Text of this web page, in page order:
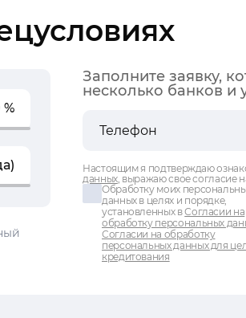
%
Заполните заявку,
несколько банков и
Настоящим я подтверждаю
данных, выражаю свое согласие
Обработку моих
данных в целях и порядке,
установленных вСогласии на
обработку персональных
Согласии на обработку
персональных данных для
кредитования